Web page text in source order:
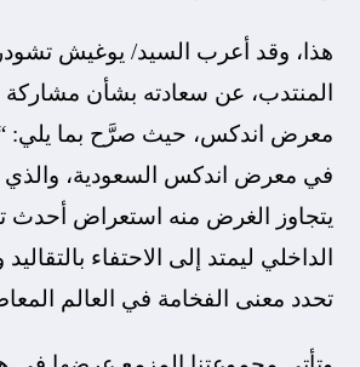
هذا، وقد أعرب السيد/ يوغيش
المنتدب، عن سعادته بشأن
معرض اندكس، حيث صرَّح بما يلي:
في معرض اندكس السعودية، والذي
يتجاوز الغرض منه استعراض أحدث
الداخلي ليمتد إلى الاحتفاء
تحدد معنى الفخامة في العالم